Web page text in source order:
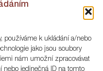
používáme k ukládání a/nebo
jako jsou soubory
nám umožní zpracovávat
nebo jedinečná ID na tomto